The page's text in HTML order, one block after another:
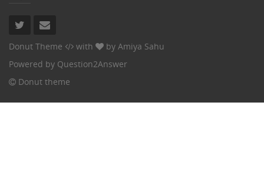
Donut Theme with by Amiya Sahu
Powered by Question2Answer
Donut theme